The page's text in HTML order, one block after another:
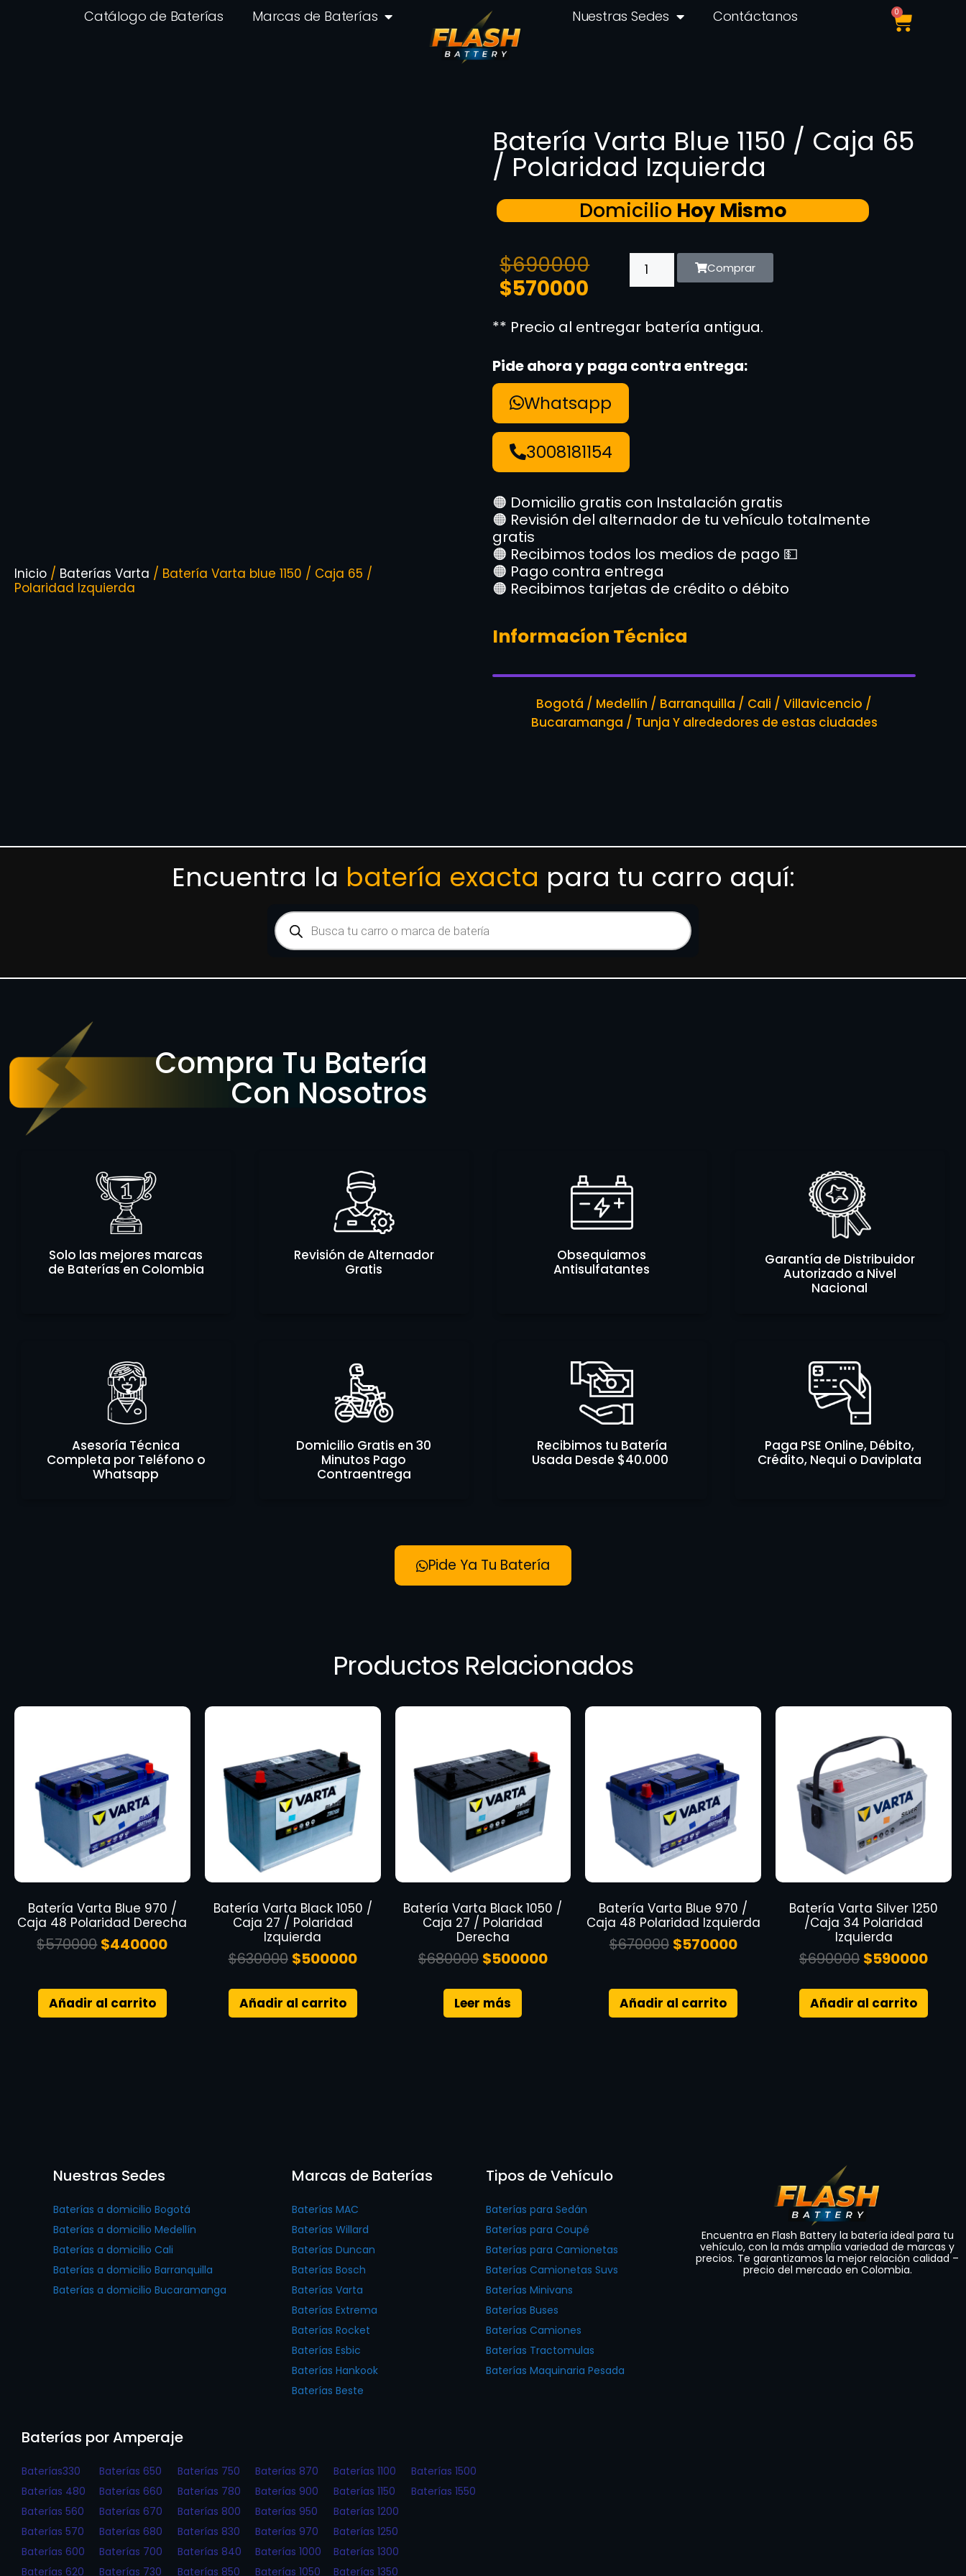
Catálogo de Baterías Marcas de Baterías Nuestras Sedes Contáctanos 0
Inicio / Baterías Varta / Batería Varta blue 1150 / Caja 65 /
Polaridad Izquierda
Batería Varta Blue 1150 / Caja 65
/ Polaridad Izquierda
Domicilio Hoy Mismo
$690000
$570000
Comprar
** Precio al entregar batería antigua.
Pide ahora y paga contra entrega:
Whatsapp
3008181154
🟠 Domicilio gratis con Instalación gratis
🟠 Revisión del alternador de tu vehículo totalmente
gratis
🟠 Recibimos todos los medios de pago 💵
🟠 Pago contra entrega
🟠 Recibimos tarjetas de crédito o débito
Informacíon Técnica
Bogotá / Medellín / Barranquilla / Cali / Villavicencio /
Bucaramanga / Tunja Y alrededores de estas ciudades
Encuentra la batería exacta para tu carro aquí:
Compra Tu Batería
Con Nosotros
Solo las mejores marcas
de Baterías en Colombia
Revisión de Alternador
Gratis
Obsequiamos
Antisulfatantes
Garantía de Distribuidor
Autorizado a Nivel
Nacional
Asesoría Técnica
Completa por Teléfono o
Whatsapp
Domicilio Gratis en 30
Minutos Pago
Contraentrega
Recibimos tu Batería
Usada Desde $40.000
Paga PSE Online, Débito,
Crédito, Nequi o Daviplata
Pide Ya Tu Batería
Productos Relacionados
Batería Varta Blue 970 /
Caja 48 Polaridad Derecha
$570000 $440000
Añadir al carrito
Batería Varta Black 1050 /
Caja 27 / Polaridad
Izquierda
$630000 $500000
Añadir al carrito
Batería Varta Black 1050 /
Caja 27 / Polaridad
Derecha
$680000 $500000
Leer más
Batería Varta Blue 970 /
Caja 48 Polaridad Izquierda
$670000 $570000
Añadir al carrito
Batería Varta Silver 1250
/Caja 34 Polaridad
Izquierda
$690000 $590000
Añadir al carrito
Nuestras Sedes
Baterías a domicilio Bogotá
Baterías a domicilio Medellín
Baterías a domicilio Cali
Baterías a domicilio Barranquilla
Baterías a domicilio Bucaramanga
Marcas de Baterías
Baterías MAC
Baterías Willard
Baterías Duncan
Baterías Bosch
Baterías Varta
Baterías Extrema
Baterías Rocket
Baterías Esbic
Baterías Hankook
Baterías Beste
Tipos de Vehículo
Baterías para Sedán
Baterías para Coupé
Baterías para Camionetas
Baterías Camionetas Suvs
Baterías Minivans
Baterías Buses
Baterías Camiones
Baterías Tractomulas
Baterías Maquinaria Pesada
Encuentra en Flash Battery la batería ideal para tu
vehículo, con la más amplia variedad de marcas y
precios. Te garantizamos la mejor relación calidad –
precio del mercado en Colombia.
Baterías por Amperaje
Baterías330
Baterías 480
Baterías 560
Baterías 570
Baterías 600
Baterías 620
Baterías 650
Baterías 660
Baterías 670
Baterías 680
Baterías 700
Baterías 730
Baterías 750
Baterías 780
Baterías 800
Baterías 830
Baterías 840
Baterías 850
Baterías 870
Baterías 900
Baterías 950
Baterías 970
Baterías 1000
Baterías 1050
Baterías 1100
Baterías 1150
Baterías 1200
Baterías 1250
Baterías 1300
Baterías 1350
Baterías 1500
Baterías 1550